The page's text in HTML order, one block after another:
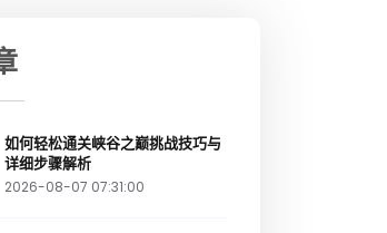
如何轻松通关峡谷之巅挑战技巧与
详细步骤解析
2026-08-07 07:31:00